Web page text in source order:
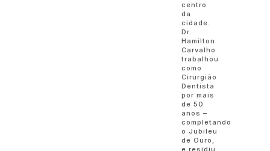
centro
da
cidade.
Dr.
Hamilton
Carvalho
trabalhou
como
Cirurgião
Dentista
por mais
de 50
anos –
completando
o Jubileu
de Ouro,
e residiu